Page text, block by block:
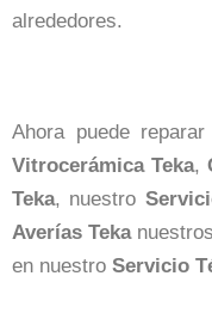
alrededores.
Ahora puede
Vitrocerámica Teka,
Teka, nuestro
Averías Teka
en nuestro Servicio